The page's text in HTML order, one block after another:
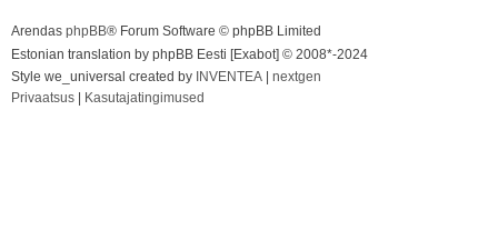
Arendas phpBB® Forum Software © phpBB Limited
Estonian translation by phpBB Eesti [Exabot] © 2008*-2024
Style we_universal created by INVENTEA
nextgen
Privaatsus
Kasutajatingimused